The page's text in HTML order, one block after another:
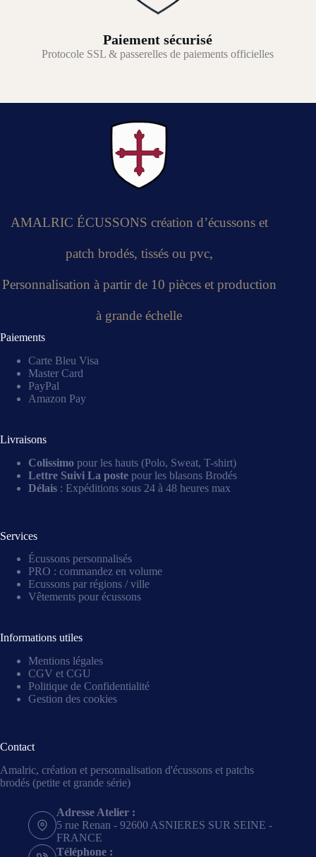
Paiement sécurisé
Protocole SSL & passerelles de paiements officielles
AMALRIC ÉCUSSONS création d’écussons et
patch brodés, tissés ou pvc,
Personnalisation à partir de 10 pièces et production
à grande échelle
Paiements
Carte Bleu Visa
Master Card
PayPal
Amazon Pay
Livraisons
Colissimo pour les hauts (Polo, Sweat, T-shirt)
Lettre Suivi La poste pour les blasons Brodés
Délais : Expéditions sous 24 à 48 heures max
Services
Écussons personnalisés
PRO : commandez en volume
Ecussons par régions / ville
Vêtements pour écussons
Informations utiles
Mentions légales
CGV et CGU
Politique de Confidentialité
Gestion des cookies
Contact
Amalric, création et personnalisation d'écussons et patchs
brodés (petite et grande série)
Adresse Atelier :
5 rue Renan - 92600 ASNIERES SUR SEINE -
FRANCE
Téléphone :